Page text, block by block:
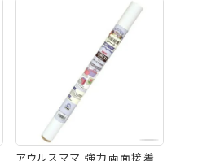
アウルスママ 強力両面接着